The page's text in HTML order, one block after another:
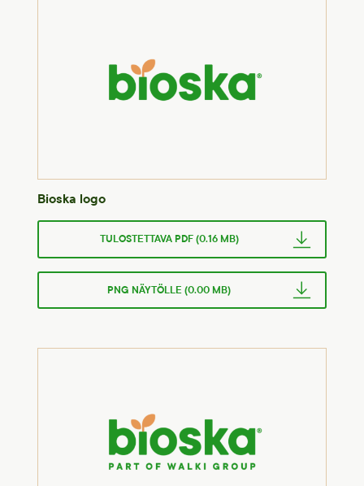
Bioska logo
TULOSTETTAVA PDF (0.16 MB)
PNG NÄYTÖLLE (0.00 MB)